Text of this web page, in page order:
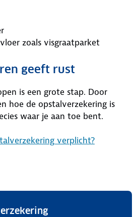
zoals visgraatparket
geeft rust
is een grote stap. Door
hoe de opstalverzekering is
waar je aan toe bent.
verplicht?